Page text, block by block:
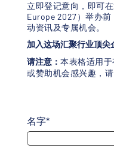
立即登记意向，即可
Europe 2027）举办
动资讯及专属机会。
加入这场汇聚行业顶尖
请注意： 本表格适用
或赞助机会感兴趣，请
名字*